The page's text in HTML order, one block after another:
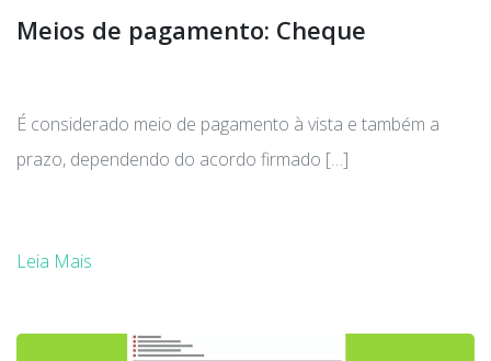
Meios de pagamento: Cheque
É considerado meio de pagamento à vista e também a
prazo, dependendo do acordo firmado […]
Leia Mais